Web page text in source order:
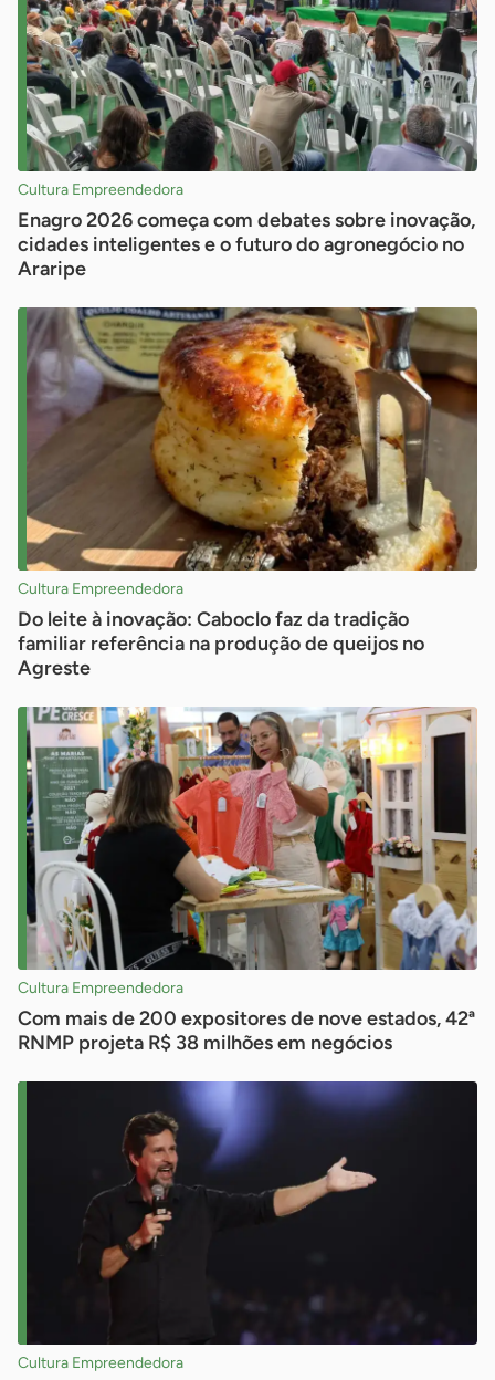
Cultura Empreendedora
Enagro 2026 começa com debates sobre inovação,
cidades inteligentes e o futuro do agronegócio no
Araripe
Cultura Empreendedora
Do leite à inovação: Caboclo faz da tradição
familiar referência na produção de queijos no
Agreste
Cultura Empreendedora
Com mais de 200 expositores de nove estados, 42ª
RNMP projeta R$ 38 milhões em negócios
Cultura Empreendedora